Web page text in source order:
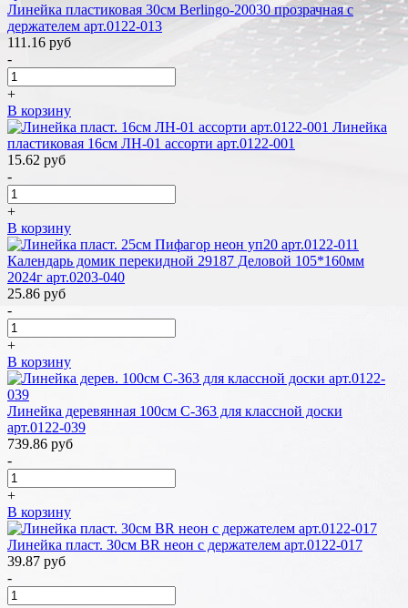
Линейка пластиковая 30см Berlingo-20030 прозрачная с
держателем арт.0122-013
111.16 руб
-
+
В корзину
Линейка
пластиковая 16см ЛН-01 ассорти арт.0122-001
15.62 руб
-
+
В корзину
Календарь домик перекидной 29187 Деловой 105*160мм
2024г арт.0203-040
25.86 руб
-
+
В корзину
Линейка деревянная 100см С-363 для классной доски
арт.0122-039
739.86 руб
-
+
В корзину
Линейка пласт. 30см BR неон с держателем арт.0122-017
39.87 руб
-